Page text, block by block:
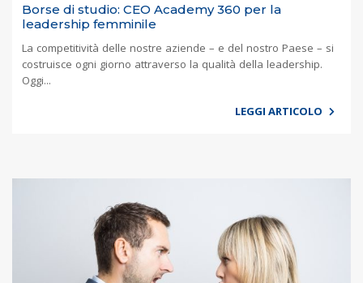
Borse di studio: CEO Academy 360 per la
leadership femminile
La competitività delle nostre aziende – e del nostro Paese – si
costruisce ogni giorno attraverso la qualità della leadership.
Oggi...
LEGGI ARTICOLO